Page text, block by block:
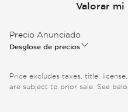
Valorar
Precio Anunciado
Desglose de precios
Price excludes taxes, title,
are subject to prior sale. See